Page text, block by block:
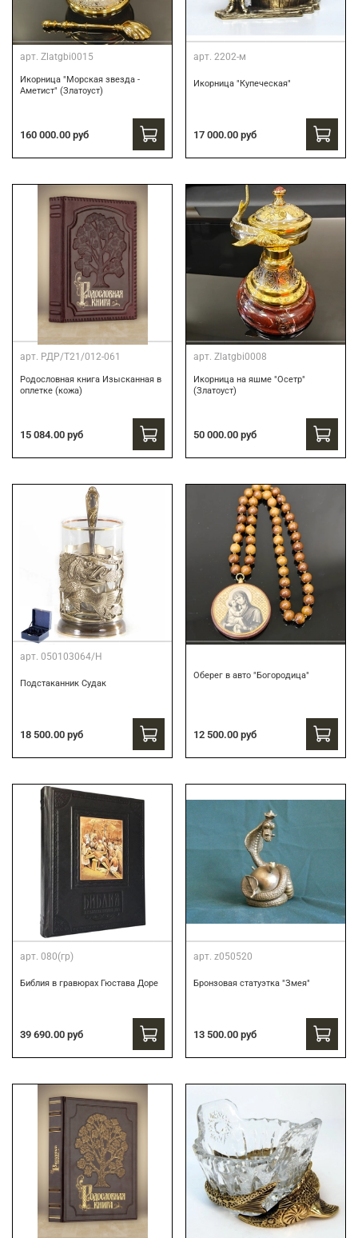
арт. Zlatgbi0015
Икорница "Морская звезда -
Аметист" (Златоуст)
160 000.00 руб
арт. 2202-м
Икорница "Купеческая"
17 000.00 руб
арт. РДР/Т21/012-061
Родословная книга Изысканная в
оплетке (кожа)
15 084.00 руб
арт. Zlatgbi0008
Икорница на яшме "Осетр"
(Златоуст)
50 000.00 руб
арт. 050103064/Н
Подстаканник Судак
18 500.00 руб
Оберег в авто "Богородица"
12 500.00 руб
арт. 080(гр)
Библия в гравюрах Гюстава Доре
39 690.00 руб
арт. z050520
Бронзовая статуэтка "Змея"
13 500.00 руб